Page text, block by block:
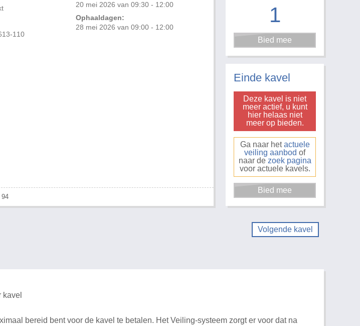
110
20 mei 2026 van 09:30 - 12:00
Ophaaldagen:
28 mei 2026 van 09:00 - 12:00
1
Einde kavel
Deze kavel is niet
meer actief, u kunt
hier helaas niet
meer op bieden.
Ga naar hetactuele
veiling aanbod of
naar de zoek pagina
voor actuele kavels.
Volgende kavel
bereid bent voor de kavel te betalen. Het Veiling-systeem zorgt er voor dat na